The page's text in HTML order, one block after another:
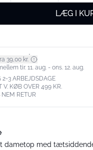
LÆG I
39,00 kr.*
tir. 11. aug. - ons. 12. aug.
2-3 ARBEJDSDAGE
V. KØB OVER 499 KR.
RETUR
dametop med